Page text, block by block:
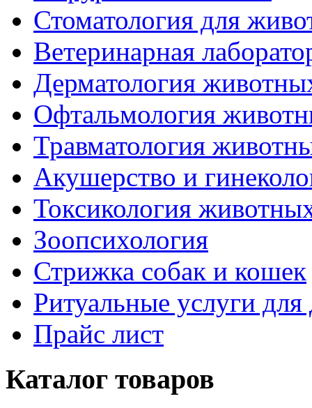
Стоматология для
Ветеринарная
Дерматология
Офтальмология
Травматология
Акушерство и
Токсикология
Зоопсихология
Стрижка собак и кошек
Ритуальные услуги
Прайс лист
Каталог товаров